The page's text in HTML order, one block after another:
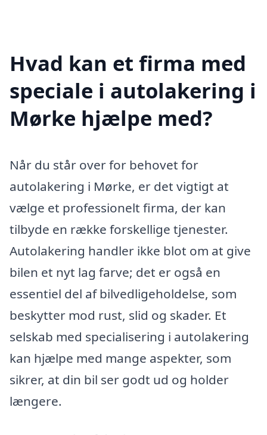
Hvad kan et firma med
speciale i autolakering i
Mørke hjælpe med?
Når du står over for behovet for
autolakering i Mørke, er det vigtigt at
vælge et professionelt firma, der kan
tilbyde en række forskellige tjenester.
Autolakering handler ikke blot om at give
bilen et nyt lag farve; det er også en
essentiel del af bilvedligeholdelse, som
beskytter mod rust, slid og skader. Et
selskab med specialisering i autolakering
kan hjælpe med mange aspekter, som
sikrer, at din bil ser godt ud og holder
længere.